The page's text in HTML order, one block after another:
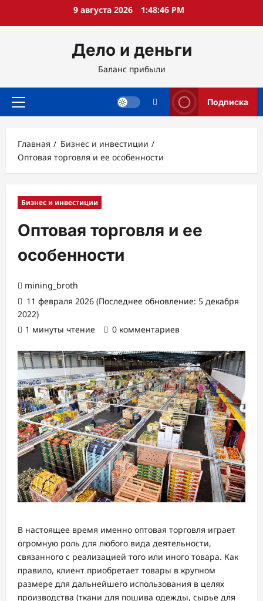
9 августа 2026 1:48:47 PM
Дело и деньги
Баланс прибыли
Основное
Подписка
Главная
Бизнес и инвестиции
Оптовая торговля и ее особенности
Бизнес и инвестиции
Оптовая торговля и ее
особенности
mining_broth
11 февраля 2026 (Последнее обновление: 5 декабря
2022)
1 минуты чтение
0 комментариев
В настоящее время именно оптовая торговля играет
огромную роль для любого вида деятельности,
связанного с реализацией того или иного товара. Как
правило, клиент приобретает товары в крупном
размере для дальнейшего использования в целях
производства (ткани для пошива одежды, сырье для